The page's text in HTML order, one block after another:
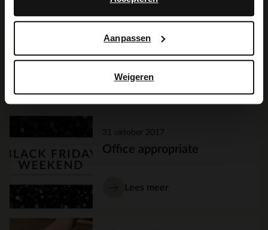
Aanpassen
Weigeren
Zien we je snel online of instore?
Op zoek naar nog meer inspiratie?
31 oktober 2017
Office appropriate
Lees meer